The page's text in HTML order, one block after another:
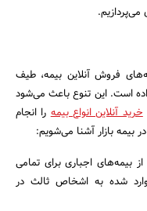
فروش آنلاین بیمه، طیف
داده است. این تنوع باعث می‌شود
خرید آنلاین انواع بیمهرا انجام
بیمه بازار آشنا می‌شویم:
اجباری برای تمامی
شده به اشخاص ثالث در